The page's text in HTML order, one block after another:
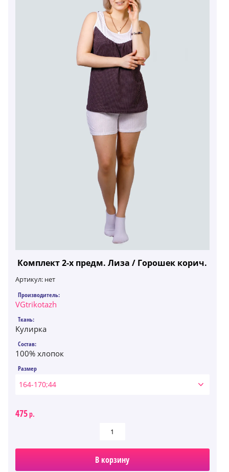
Комплект 2-х предм. Лиза / Горошек корич.
Артикул: нет
Производитель:
VGtrikotazh
Ткань:
Кулирка
Состав:
100% хлопок
Размер
164-170;44
475р.
В корзину